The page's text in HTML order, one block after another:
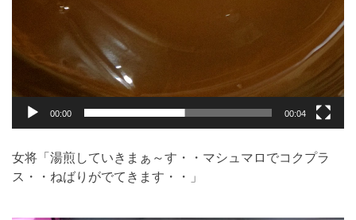
00:00 00:04
女将「湯煎していきまぁ～す・・マシュマロでコクプラ
ス・・ねばりがでてきます・・」